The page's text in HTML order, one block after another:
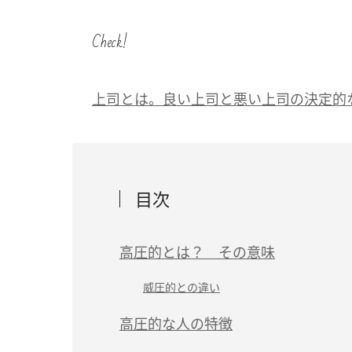
Check!
上司とは。良い上司と悪い上司の決定的
目次
高圧的とは？ その意味
威圧的との違い
高圧的な人の特徴